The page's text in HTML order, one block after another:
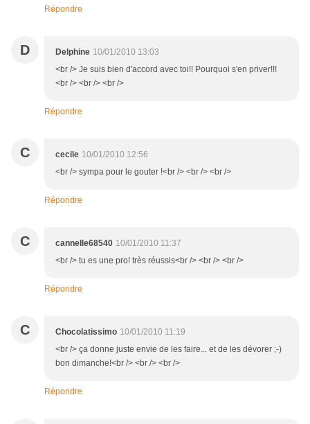
Répondre
D Delphine 10/01/2010 13:03
<br /> Je suis bien d'accord avec toi!! Pourquoi s'en priver!!!
<br /> <br /> <br />
Répondre
C cecile 10/01/2010 12:56
<br /> sympa pour le gouter !<br /> <br /> <br />
Répondre
C cannelle68540 10/01/2010 11:37
<br /> tu es une pro! très réussis<br /> <br /> <br />
Répondre
C Chocolatissimo 10/01/2010 11:19
<br /> ça donne juste envie de les faire... et de les dévorer ;-)
bon dimanche!<br /> <br /> <br />
Répondre